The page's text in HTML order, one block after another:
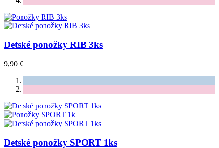
Detské ponožky RIB 3ks
9,90 €
Detské ponožky SPORT 1ks